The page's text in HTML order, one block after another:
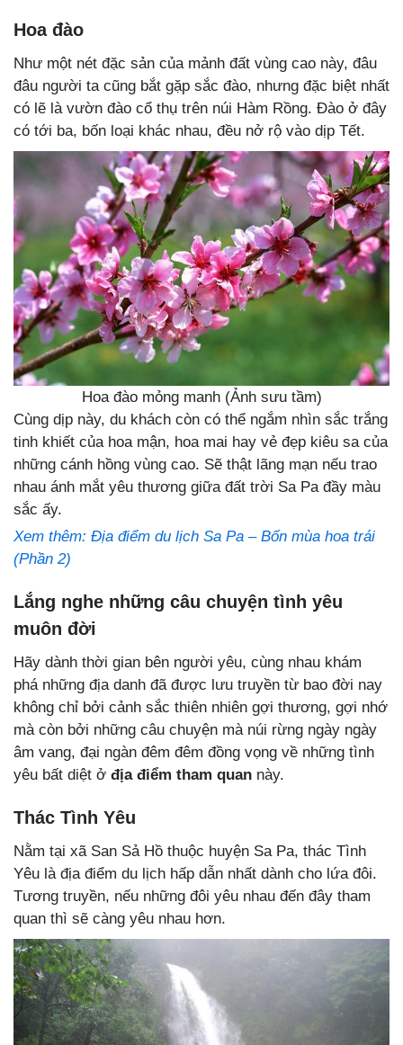
Hoa đào
Như một nét đặc sản của mảnh đất vùng cao này, đâu
đâu người ta cũng bắt gặp sắc đào, nhưng đặc biệt nhất
có lẽ là vườn đào cổ thụ trên núi Hàm Rồng. Đào ở đây
có tới ba, bốn loại khác nhau, đều nở rộ vào dịp Tết.
Hoa đào mỏng manh (Ảnh sưu tầm)
Cùng dịp này, du khách còn có thể ngắm nhìn sắc trắng
tinh khiết của hoa mận, hoa mai hay vẻ đẹp kiêu sa của
những cánh hồng vùng cao. Sẽ thật lãng mạn nếu trao
nhau ánh mắt yêu thương giữa đất trời Sa Pa đầy màu
sắc ấy.
Xem thêm: Địa điểm du lịch Sa Pa – Bốn mùa hoa trái
(Phần 2)
Lắng nghe những câu chuyện tình yêu
muôn đời
Hãy dành thời gian bên người yêu, cùng nhau khám
phá những địa danh đã được lưu truyền từ bao đời nay
không chỉ bởi cảnh sắc thiên nhiên gợi thương, gợi nhớ
mà còn bởi những câu chuyện mà núi rừng ngày ngày
âm vang, đại ngàn đêm đêm đồng vọng về những tình
yêu bất diệt ở địa điểm tham quan này.
Thác Tình Yêu
Nằm tại xã San Sả Hồ thuộc huyện Sa Pa, thác Tình
Yêu là địa điểm du lịch hấp dẫn nhất dành cho lứa đôi.
Tương truyền, nếu những đôi yêu nhau đến đây tham
quan thì sẽ càng yêu nhau hơn.